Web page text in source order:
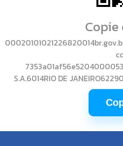
S.A.6014RIO DE